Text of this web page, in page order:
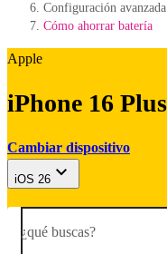
Configuración avanzada
Cómo ahorrar batería
Apple
iPhone 16 Plus
Cambiar dispositivo
iOS 26
¿qué buscas?